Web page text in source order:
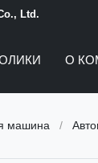
Ltd.
О
машина /